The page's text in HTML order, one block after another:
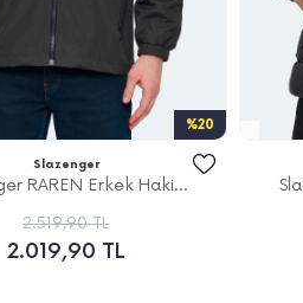
%20
Slazenger
RAREN Erkek Haki...
2.519,90 TL
2.019,90 TL